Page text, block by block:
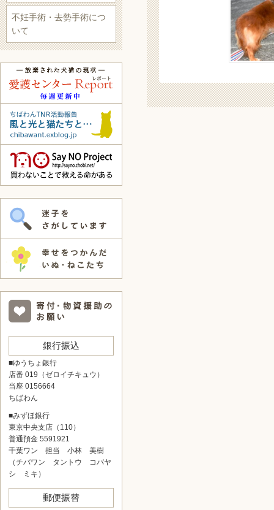
不妊手術・去勢手術につ
いて
銀行振込
■ゆうちょ銀行
店番 019（ゼロイチキュウ）
当座 0156664
ちばわん
■みずほ銀行
東京中央支店（110）
普通預金 5591921
千葉ワン 担当 小林 美樹
（チバワン タントウ コバヤ
シ ミキ）
郵便振替